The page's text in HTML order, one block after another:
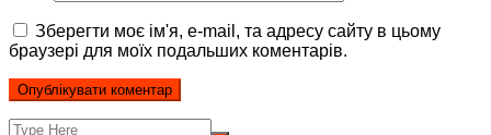
Зберегти моє ім'я, e-mail, та адресу сайту в цьому
браузері для моїх подальших коментарів.